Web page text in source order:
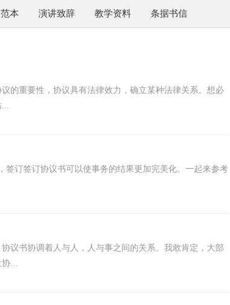
本 演讲致辞 教学资料 条据书信
的重要性，协议具有法律效力，确立某种法律关系。想必
...
订签订协议书可以使事务的结果更加完美化。一起来参考
议书协调着人与人，人与事之间的关系。我敢肯定，大部
...